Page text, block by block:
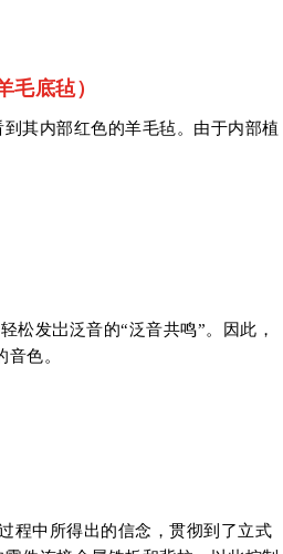
底毡）
其内部红色的羊毛毡。由于内部植
发岀泛音的“泛音共鸣”。因此，
色。
程中所得出的信念，贯彻到了立式